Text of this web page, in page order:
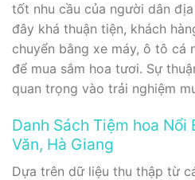
tốt nhu cầu của người dân
đây khá thuận tiện, khách
chuyển bằng xe máy, ô tô cá
để mua sắm hoa tươi. Sự
quan trọng vào trải nghiệm
Danh Sách Tiệm hoa
Văn, Hà Giang
Dựa trên dữ liệu thu thập từ